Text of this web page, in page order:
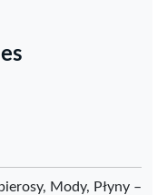
Mody, Płyny –